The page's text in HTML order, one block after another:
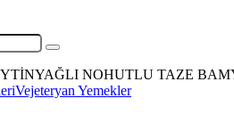
Arama
yap
...
NOHUTLU TAZE
Vejeteryan Yemekler